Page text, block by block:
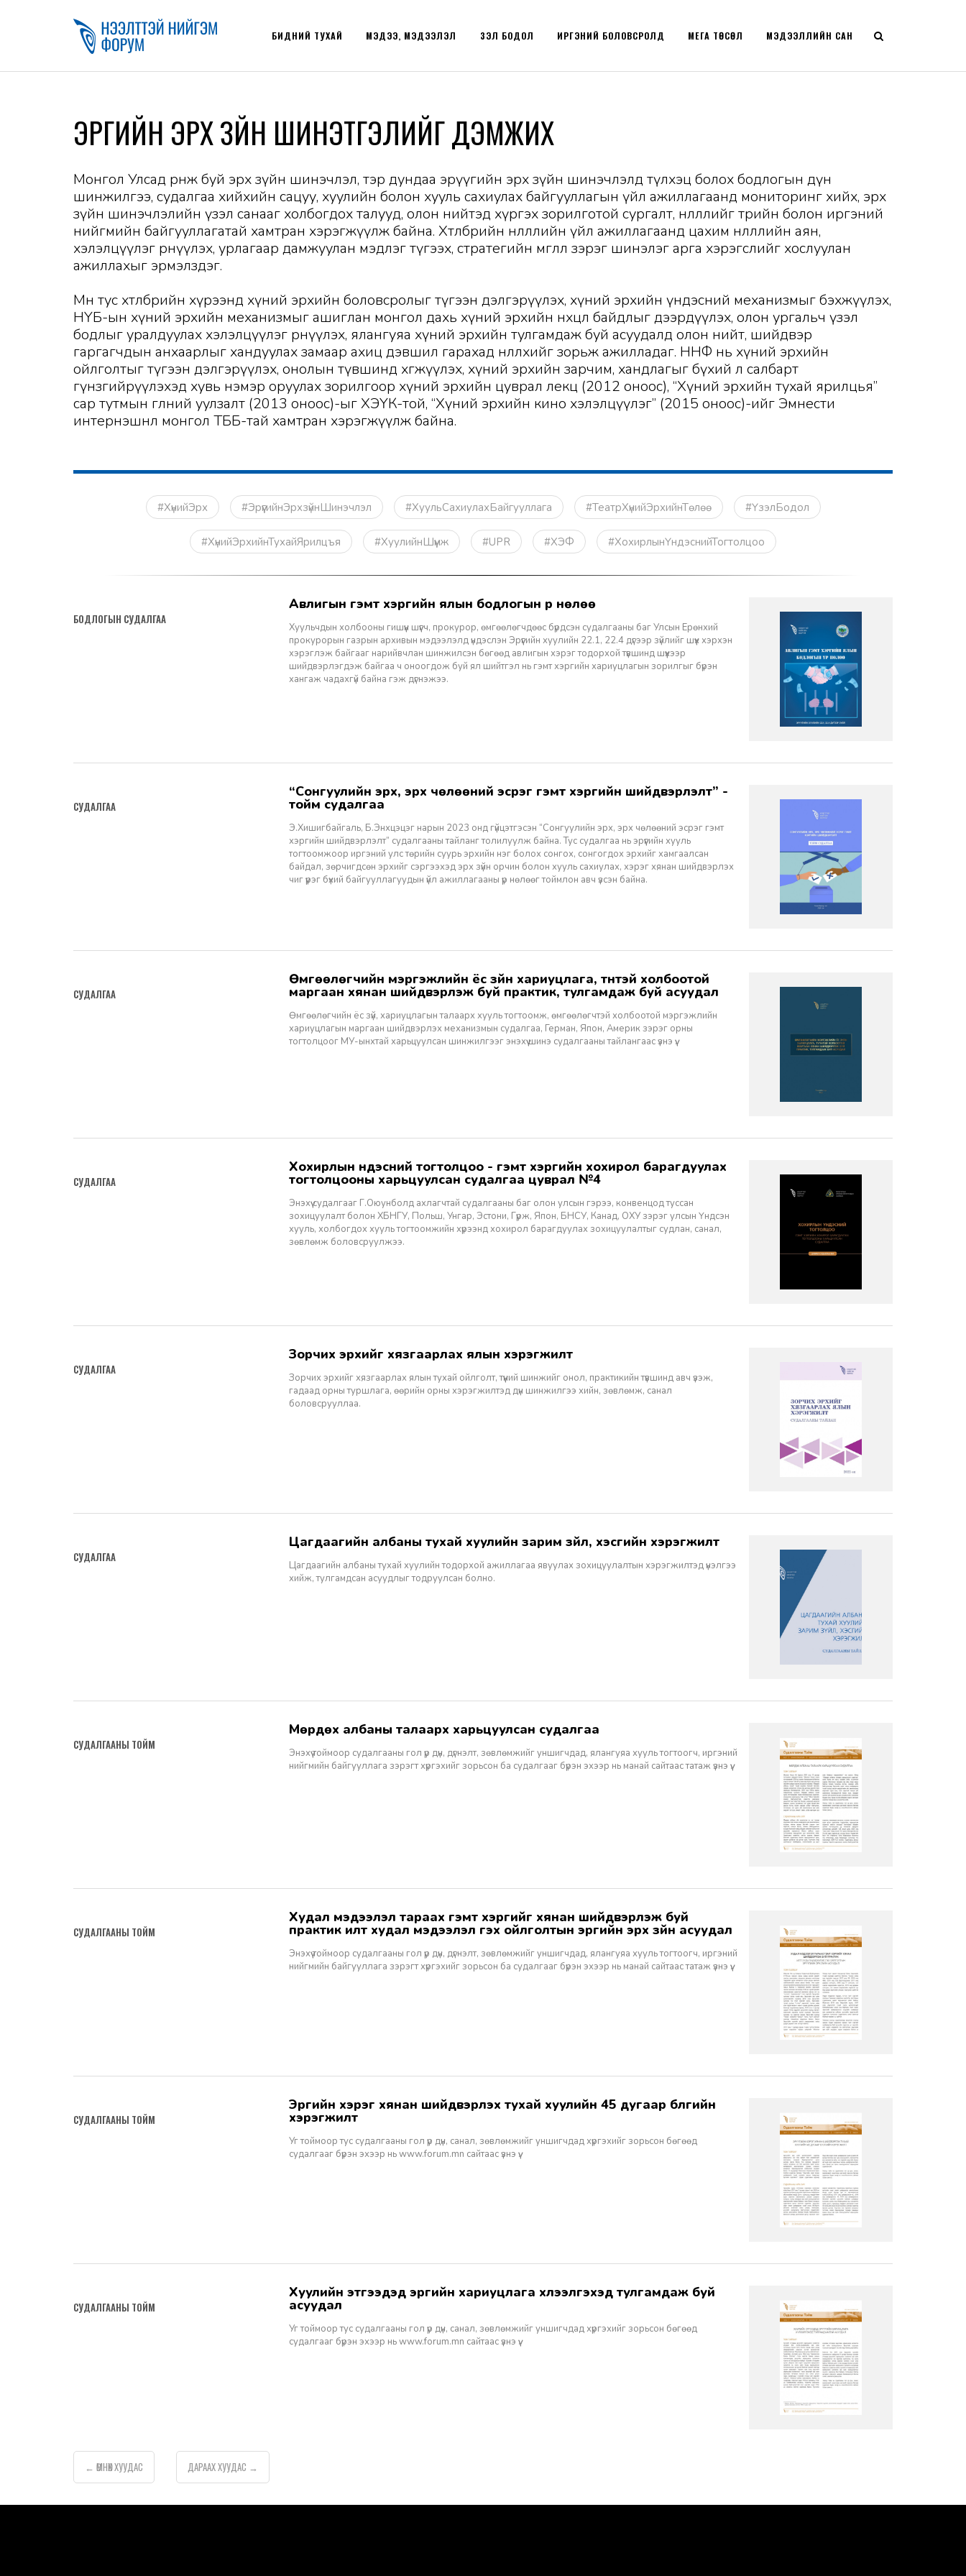
БИДНИЙ ТУХАЙ МЭДЭЭ, МЭДЭЭЛЭЛ ҮЗЭЛ БОДОЛ ИРГЭНИЙ БОЛОВСРОЛД МЭДЭЭЛЛИЙН САН
МЕГА ТӨСӨЛ
ЭРҮҮГИЙН ЭРХ ЗҮЙН ШИНЭТГЭЛИЙГ ДЭМЖИХ
Монгол Улсад өрнөж буй эрх зүйн шинэчлэл, тэр дундаа эрүүгийн эрх зүйн шинэчлэлд түлхэц болох бодлогын дүн
шинжилгээ, судалгаа хийхийн сацуу, хуулийн болон хууль сахиулах байгууллагын үйл ажиллагаанд мониторинг хийх, эрх
зүйн шинэчлэлийн үзэл санааг холбогдох талууд, олон нийтэд хүргэх зорилготой сургалт, нөлөөллийг төрийн болон иргэний
нийгмийн байгууллагатай хамтран хэрэгжүүлж байна. Хөтөлбөрийн нөлөөллийн үйл ажиллагаанд цахим нөлөөллийн аян,
хэлэлцүүлэг өрнүүлэх, урлагаар дамжуулан мэдлэг түгээх, стратегийн өмгөөлөл зэрэг шинэлэг арга хэрэгслийг хослуулан
ажиллахыг эрмэлздэг.
Мөн тус хөтөлбөрийн хүрээнд хүний эрхийн боловсролыг түгээн дэлгэрүүлэх, хүний эрхийн үндэсний механизмыг бэхжүүлэх,
НҮБ-ын хүний эрхийн механизмыг ашиглан монгол дахь хүний эрхийн нөхцөл байдлыг дээрдүүлэх, олон ургальч үзэл
бодлыг уралдуулах хэлэлцүүлэг өрнүүлэх, ялангуяа хүний эрхийн тулгамдаж буй асуудалд олон нийт, шийдвэр
гаргагчдын анхаарлыг хандуулах замаар ахиц дэвшил гарахад нөлөөлөхийг зорьж ажилладаг. ННФ нь хүний эрхийн
ойлголтыг түгээн дэлгэрүүлэх, онолын түвшинд хөгжүүлэх, хүний эрхийн зарчим, хандлагыг бүхий л салбарт
гүнзгийрүүлэхэд хувь нэмэр оруулах зорилгоор хүний эрхийн цуврал лекц (2012 оноос), “Хүний эрхийн тухай ярилцья”
сар тутмын өглөөний уулзалт (2013 оноос)-ыг ХЭҮК-той, “Хүний эрхийн кино хэлэлцүүлэг” (2015 оноос)-ийг Эмнести
интернэшнл монгол ТББ-тай хамтран хэрэгжүүлж байна.
#ХүнийЭрх #ЭрүүгийнЭрхзүйнШинэчлэл #ХуульСахиулахБайгууллага #ТеатрХүнийЭрхийнТөлөө #ҮзэлБодол
#ХүнийЭрхийнТухайЯрилцъя #ХуулийнШүүмж #UPR #ХЭФ #ХохирлынҮндэснийТогтолцоо
авлигын гэмт хэргийн ялын бодлогын үр нөлөө
Хуульчдын холбооны гишүүн шүүгч, прокурор, өмгөөлөгчдөөс бүрдсэн судалгааны баг Улсын Ерөнхий
прокурорын газрын архивын мэдээлэлд үндэслэн Эрүүгийн хуулийн 22.1, 22.4 дүгээр зүйлийг шүүх хэрхэн
хэрэглэж байгааг нарийвчлан шинжилсэн бөгөөд авлигын хэрэг тодорхой түвшинд шүүхээр
шийдвэрлэгдэж байгаа ч оноогдож буй ял шийтгэл нь гэмт хэргийн хариуцлагын зорилгыг бүрэн
хангаж чадахгүй байна гэж дүгнэжээ.
БОДЛОГЫН СУДАЛГАА
“сонгуулийн эрх, эрх чөлөөний эсрэг гэмт хэргийн шийдвэрлэлт” -
тойм судалгаа
Э.Хишигбайгаль, Б.Энхцэцэг нарын 2023 онд гүйцэтгэсэн “Сонгуулийн эрх, эрх чөлөөний эсрэг гэмт
хэргийн шийдвэрлэлт” судалгааны тайланг толилуулж байна. Тус судалгаа нь эрүүгийн хууль
тогтоомжоор иргэний улс төрийн суурь эрхийн нэг болох сонгох, сонгогдох эрхийг хамгаалсан
байдал, зөрчигдсөн эрхийг сэргээхэд эрх зүйн орчин болон хууль сахиулах, хэрэг хянан шийдвэрлэх
чиг үүрэг бүхий байгууллагуудын үйл ажиллагааны үр нөлөөг тоймлон авч үзсэн байна.
СУДАЛГАА
өмгөөлөгчийн мэргэжлийн ёс зүйн хариуцлага, түүнтэй холбоотой
маргаан хянан шийдвэрлэж буй практик, тулгамдаж буй асуудал
Өмгөөлөгчийн ёс зүй, хариуцлагын талаарх хууль тогтоомж, өмгөөлөгчтэй холбоотой мэргэжлийн
хариуцлагын маргаан шийдвэрлэх механизмын судалгаа, Герман, Япон, Америк зэрэг орны
тогтолцоог МУ-ынхтай харьцуулсан шинжилгээг энэхүү шинэ судалгааны тайлангаас үзнэ үү.
СУДАЛГАА
хохирлын үндэсний тогтолцоо - гэмт хэргийн хохирол барагдуулах
тогтолцооны харьцуулсан судалгаа цуврал №4
Энэхүү судалгааг Г.Оюунболд ахлагчтай судалгааны баг олон улсын гэрээ, конвенцод туссан
зохицуулалт болон ХБНГУ, Польш, Унгар, Эстони, Гүрж, Япон, БНСУ, Канад, ОХУ зэрэг улсын Үндсэн
хууль, холбогдох хууль тогтоомжийн хүрээнд хохирол барагдуулах зохицуулалтыг судлан, санал,
зөвлөмж боловсруулжээ.
СУДАЛГАА
зорчих эрхийг хязгаарлах ялын хэрэгжилт
Зорчих эрхийг хязгаарлах ялын тухай ойлголт, түүний шинжийг онол, практикийн түвшинд авч үзэж,
гадаад орны туршлага, өөрийн орны хэрэгжилтэд дүн шинжилгээ хийн, зөвлөмж, санал
боловсрууллаа.
СУДАЛГАА
цагдаагийн албаны тухай хуулийн зарим зүйл, хэсгийн хэрэгжилт
Цагдаагийн албаны тухай хуулийн тодорхой ажиллагаа явуулах зохицуулалтын хэрэгжилтэд үнэлгээ
хийж, тулгамдсан асуудлыг тодруулсан болно.
СУДАЛГАА
мөрдөх албаны талаарх харьцуулсан судалгаа
Энэхүү тоймоор судалгааны гол үр дүн, дүгнэлт, зөвлөмжийг уншигчдад, ялангуяа хууль тогтоогч, иргэний
нийгмийн байгууллага зэрэгт хүргэхийг зорьсон ба судалгааг бүрэн эхээр нь манай сайтаас татаж үзнэ үү.
СУДАЛГААНЫ ТОЙМ
худал мэдээлэл тараах гэмт хэргийг хянан шийдвэрлэж буй
практик илт худал мэдээлэл гэх ойлголтын эрүүгийн эрх зүйн асуудал
Энэхүү тоймоор судалгааны гол үр дүн, дүгнэлт, зөвлөмжийг уншигчдад, ялангуяа хууль тогтоогч, иргэний
нийгмийн байгууллага зэрэгт хүргэхийг зорьсон ба судалгааг бүрэн эхээр нь манай сайтаас татаж үзнэ үү.
СУДАЛГААНЫ ТОЙМ
эрүүгийн хэрэг хянан шийдвэрлэх тухай хуулийн 45 дугаар бүлгийн
хэрэгжилт
Уг тоймоор тус судалгааны гол үр дүн, санал, зөвлөмжийг уншигчдад хүргэхийг зорьсон бөгөөд
судалгааг бүрэн эхээр нь www.forum.mn сайтаас үзнэ үү.
СУДАЛГААНЫ ТОЙМ
хуулийн этгээдэд эрүүгийн хариуцлага хүлээлгэхэд тулгамдаж буй
асуудал
Уг тоймоор тус судалгааны гол үр дүн, санал, зөвлөмжийг уншигчдад хүргэхийг зорьсон бөгөөд
судалгааг бүрэн эхээр нь www.forum.mn сайтаас үзнэ үү.
СУДАЛГААНЫ ТОЙМ
← ӨМНӨХХУУДАС ДАРААХХУУДАС →